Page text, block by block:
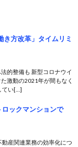
方改革」タイムリミ
的整備も 新型コロナウイ
激動の2021年が間もなく
てい[…]
ックマンションで
産関連業務の効率化につ